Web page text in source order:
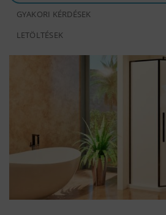
GYAKORI KÉRDÉSEK
LETÖLTÉSEK